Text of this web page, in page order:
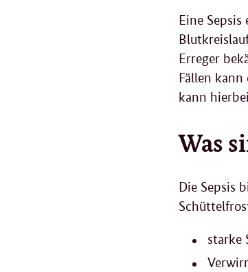
Eine
Erreger
Fällen kann
kann
Was
Die Sepsis
starke